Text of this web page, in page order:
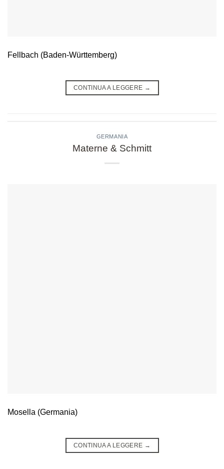
Fellbach (Baden-Württemberg)
CONTINUA A LEGGERE →
GERMANIA
Materne & Schmitt
Mosella (Germania)
CONTINUA A LEGGERE →